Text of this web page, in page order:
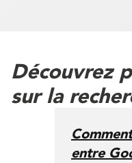
Découvrez
sur la
entre